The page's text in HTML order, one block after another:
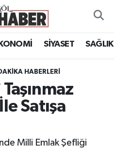
SİYASET SAĞLIK
HABERLERI
Taşınmaz
Satışa
Milli Emlak Şefliği
Haritası